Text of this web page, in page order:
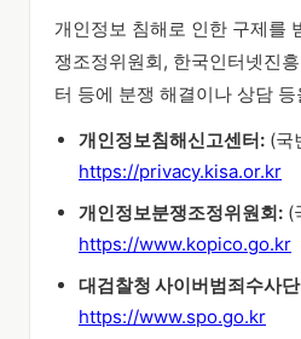
개인정보 침해로 인한 구제를
쟁조정위원회, 한국인터넷진
터 등에 분쟁 해결이나 상담
개인정보침해신고센터: (국
https://privacy.kisa.or.kr
개인정보분쟁조정위원회: (
https://www.kopico.go.kr
대검찰청 사이버범죄수사
https://www.spo.go.kr